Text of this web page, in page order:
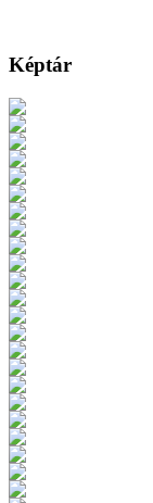
Képtár